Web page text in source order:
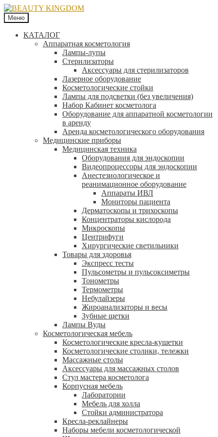
Меню
КАТАЛОГ
Аппаратная косметология
Лампы-лупы
Стерилизаторы
Аксессуары для стерилизаторов
Лазерное оборудование
Косметологические стойки
Лампы для подсветки (без увеличения)
Набор Кабинет косметолога
Оборудование для аппаратной косметологии
в аренду
Аренда косметологического оборудования
Медицинские приборы
Медицинская техника
Оборудования для эндоскопии
Видеопроцессоры для эндоскопии
Анестезиологическое и
реанимационное оборудование
Аппараты ИВЛ
Мониторы пациента
Дерматоскопы и трихоскопы
Концентраторы кислорода
Микроскопы
Центрифуги
Xирургические светильники
Товары для здоровья
Экспресс тесты
Пульсометры и пульсоксиметры
Тонометры
Термометры
Небулайзеры
Жироанализаторы и весы
Зубные щетки
Лампы Вуды
Косметологическая мебель
Косметологические кресла-кушетки
Косметологические столики, тележки
Массажные столы
Аксессуары для массажных столов
Стул мастера косметолога
Корпусная мебель
Лаборатории
Мебель для холла
Стойки администратора
Кресла-реклайнеры
Наборы мебели косметологической